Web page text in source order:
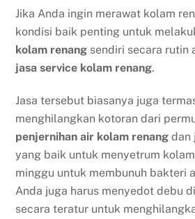
Jika Anda ingin merawat kolam
kondisi baik penting untuk
kolam renang sendiri secara rutin
jasa service kolam renang.
Jasa tersebut biasanya juga
menghilangkan kotoran dari
penjernihan air kolam renang dan
yang baik untuk menyetrum
minggu untuk membunuh bakteri
Anda juga harus menyedot debu
secara teratur untuk